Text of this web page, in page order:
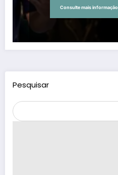
Consulte mais informação
Pesquisar